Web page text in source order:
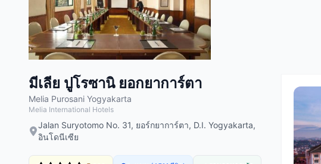
มีเลีย ปูโรซานิ ยอกยาการ์ตา
Melia Purosani Yogyakarta
Melia International Hotels
Jalan Suryotomo No. 31, ยอร์กยาการ์ตา, D.I. Yogyakarta,
อินโดนีเซีย